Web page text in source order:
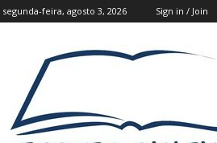
segunda-feira, agosto 3, 2026 Sign in / Join